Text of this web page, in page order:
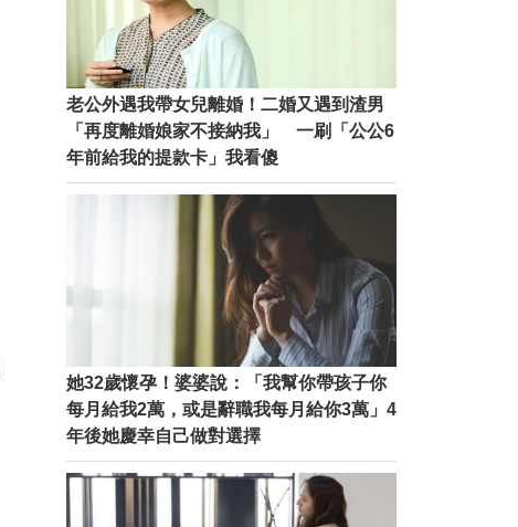
老公外遇我帶女兒離婚！二婚又遇到渣男
「再度離婚娘家不接納我」 一刷「公公6
年前給我的提款卡」我看傻
她32歲懷孕！婆婆說：「我幫你帶孩子你
每月給我2萬，或是辭職我每月給你3萬」4
年後她慶幸自己做對選擇